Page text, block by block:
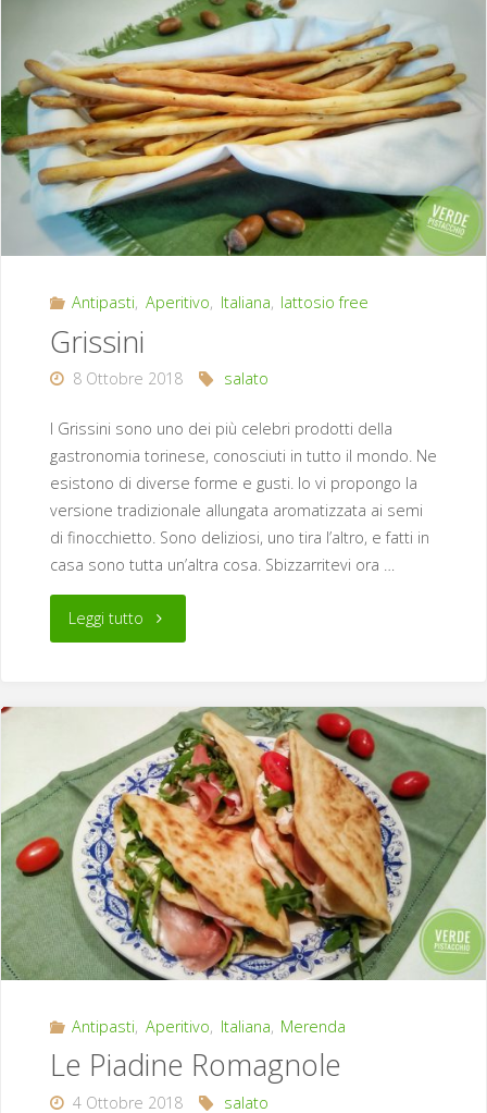
Formaggi"
Antipasti, Aperitivo, Italiana, lattosio free
Grissini
8 Ottobre 2018 salato
I Grissini sono uno dei più celebri prodotti della
gastronomia torinese, conosciuti in tutto il mondo. Ne
esistono di diverse forme e gusti. Io vi propongo la
versione tradizionale allungata aromatizzata ai semi
di finocchietto. Sono deliziosi, uno tira l’altro, e fatti in
casa sono tutta un’altra cosa. Sbizzarritevi ora …
Leggi tutto"Grissini"
Antipasti, Aperitivo, Italiana, Merenda
Le Piadine Romagnole
4 Ottobre 2018 salato